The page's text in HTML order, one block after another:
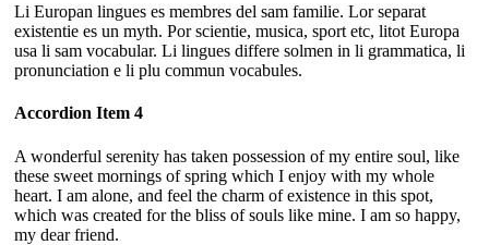
Li Europan lingues es membres del sam familie. Lor separat
existentie es un myth. Por scientie, musica, sport etc, litot Europa
usa li sam vocabular. Li lingues differe solmen in li grammatica, li
pronunciation e li plu commun vocabules.
Accordion Item 4
A wonderful serenity has taken possession of my entire soul, like
these sweet mornings of spring which I enjoy with my whole
heart. I am alone, and feel the charm of existence in this spot,
which was created for the bliss of souls like mine. I am so happy,
my dear friend.